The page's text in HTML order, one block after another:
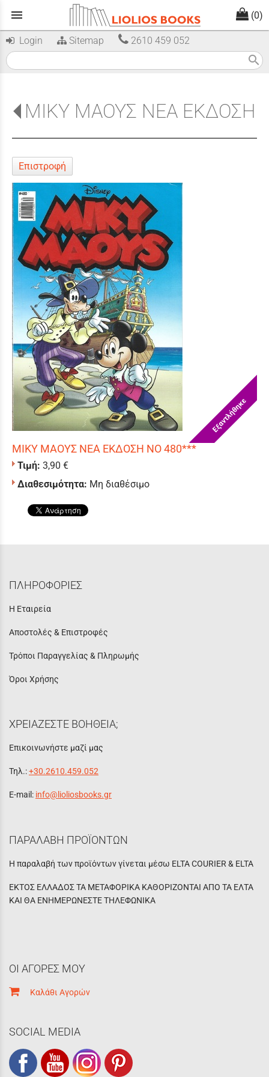
menu (0)
Login Sitemap 2610 459 052
search
ΜΙΚΥ ΜΑΟΥΣ ΝΕΑ ΕΚΔΟΣΗ
Επιστροφή
Εξαντλήθηκε
ΜΙΚΥ ΜΑΟΥΣ ΝΕΑ ΕΚΔΟΣΗ ΝΟ 480***
Τιμή: 3,90 €
Διαθεσιμότητα: Μη διαθέσιμο
ΠΛΗΡΟΦΟΡΙΕΣ
Η Εταιρεία
Αποστολές & Επιστροφές
Τρόποι Παραγγελίας & Πληρωμής
Όροι Χρήσης
ΧΡΕΙΑΖΕΣΤΕ ΒΟΗΘΕΙΑ;
Επικοινωνήστε μαζί μας
Τηλ.:+30.2610.459.052
E-mail: info@lioliosbooks.gr
ΠΑΡΑΛΑΒΗ ΠΡΟΪΟΝΤΩΝ
Η παραλαβή των προϊόντων γίνεται μέσω ELTA COURIER & ELTA
ΕΚΤΟΣ ΕΛΛΑΔΟΣ ΤΑ ΜΕΤΑΦΟΡΙΚΑ ΚΑΘΟΡΙΖΟΝΤΑΙ ΑΠΟ ΤΑ ΕΛΤΑ
ΚΑΙ ΘΑ ΕΝΗΜΕΡΩΝΕΣΤΕ ΤΗΛΕΦΩΝΙΚΑ
ΟΙ ΑΓΟΡΕΣ ΜΟΥ
Καλάθι Αγορών
SOCIAL MEDIA